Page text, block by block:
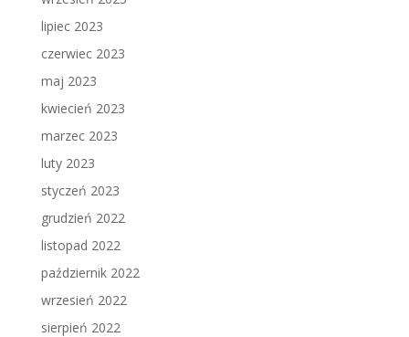
lipiec 2023
czerwiec 2023
maj 2023
kwiecień 2023
marzec 2023
luty 2023
styczeń 2023
grudzień 2022
listopad 2022
październik 2022
wrzesień 2022
sierpień 2022